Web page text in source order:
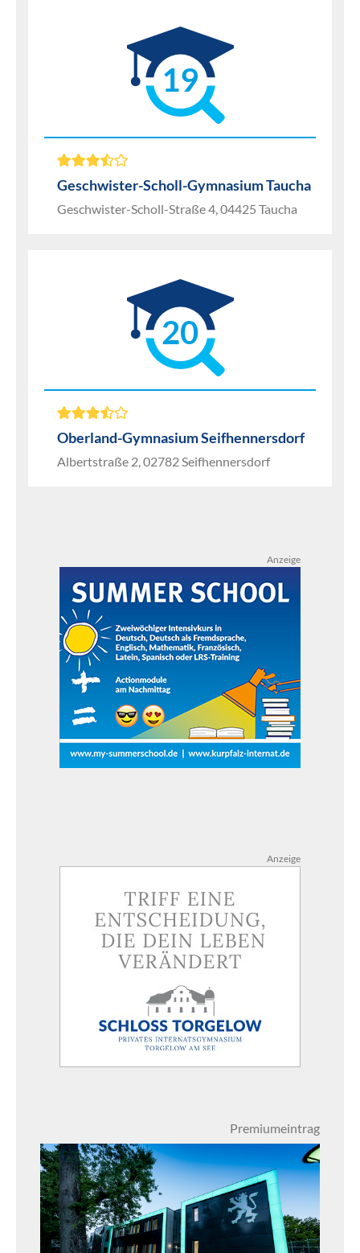
19
Geschwister-Scholl-Gymnasium Taucha
Geschwister-Scholl-Straße 4, 04425 Taucha
20
Oberland-Gymnasium Seifhennersdorf
Albertstraße 2, 02782 Seifhennersdorf
Anzeige
Anzeige
Premiumeintrag